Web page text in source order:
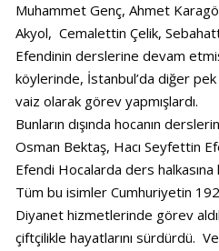
Muhammet Genç, Ahmet
Akyol, Cemalettin Çelik,
Efendinin derslerine devam
köylerinde, İstanbul’da diğer
vaiz olarak görev yapmışlardı.
Bunların dışında hocanın
Osman Bektaş, Hacı Seyfettin
Efendi Hocalarda ders halkasına
Tüm bu isimler Cumhuriyetin
Diyanet hizmetlerinde görev
çiftçilikle hayatlarını sürdürdü.